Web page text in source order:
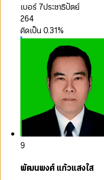
เบอร์ 7ประชาธิปัตย์
264
คิดเป็น0.31%
9
พัฒนพงศ์ แก้วแสงใส